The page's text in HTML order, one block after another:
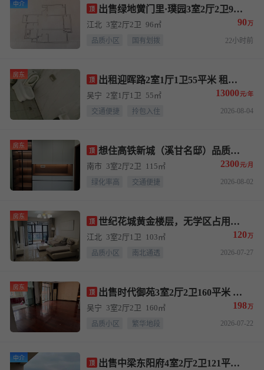
中介
顶 出售绿地黉门里·璞园3室2厅2卫96平米 售价90万
江北 3室2厅2卫 96㎡ 90万
品质小区 国有划拨 22小时前
房东
顶 出租迎晖路2室1厅1卫55平米 租金13000元/年
吴宁 2室1厅1卫 55㎡ 13000元/年
交通便捷 拎包入住 2026-08-04
房东
顶 想住高铁新城（溪甘名邸）品质好房的看过来
南市 3室2厅2卫 115㎡ 2300元/月
绿化率高 交通便捷 2026-08-02
房东
顶 世纪花城黄金楼层，无学区占用，诚心出售，拎包入住，已腾空
江北 3室2厅1卫 103㎡ 120万
品质小区 南北通透 2026-07-27
房东
顶 出售时代御苑3室2厅2卫160平米 售价198万元
吴宁 3室2厅2卫 160㎡ 198万
品质小区 繁华地段 2026-07-22
中介
顶 出售中梁东阳府4室2厅2卫121平米 售价139万